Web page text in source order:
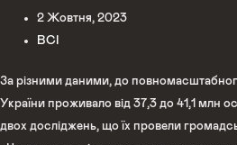
2 Жовтня, 2023
ВСІ
За різними даними, до
України проживало від 37,3 до 41,1 млн
двох досліджень, що їх провели